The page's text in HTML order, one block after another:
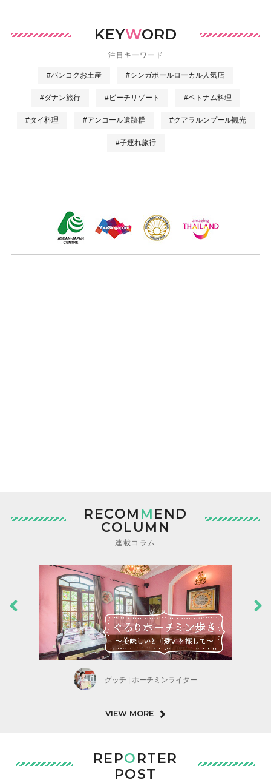
KEYWORD
注目キーワード
#バンコクお土産 #シンガポールローカル人気店
#ダナン旅行 #ビーチリゾート #ベトナム料理
#タイ料理 #アンコール遺跡群 #クアラルンプール観光
#子連れ旅行
RECOM MEND
COLUMN
連載コラム
グッチ | ホーチミンライター
VIEW MORE
REPORTER
POST